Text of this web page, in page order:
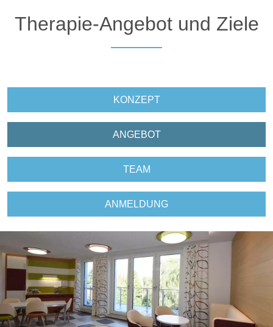
Therapie-Angebot und Ziele
KONZEPT
ANGEBOT
TEAM
ANMELDUNG